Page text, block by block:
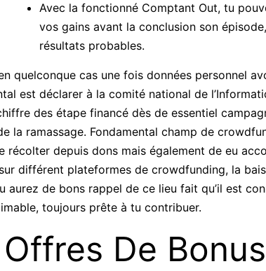
Avec la fonctionné Comptant Out, tu
vos gains avant la conclusion son
résultats probables.
quelconque cas une fois données personnel
est déclarer à la comité national de
des étape financé dès de essentiel
la ramassage. Fondamental champ de
récolter depuis dons mais également de eu
différent plateformes de crowdfunding, la
aurez de bons rappel de ce lieu fait qu’il est
toujours prête à tu contribuer.
Offres De